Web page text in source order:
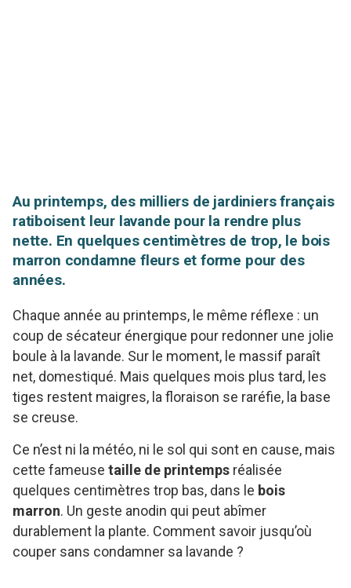
Au printemps, des milliers de jardiniers français
ratiboisent leur lavande pour la rendre plus
nette. En quelques centimètres de trop, le bois
marron condamne fleurs et forme pour des
années.
Chaque année au printemps, le même réflexe : un
coup de sécateur énergique pour redonner une jolie
boule à la lavande. Sur le moment, le massif paraît
net, domestiqué. Mais quelques mois plus tard, les
tiges restent maigres, la floraison se raréfie, la base
se creuse.
Ce n’est ni la météo, ni le sol qui sont en cause, mais
cette fameuse taille de printemps réalisée
quelques centimètres trop bas, dans le bois
marron. Un geste anodin qui peut abîmer
durablement la plante. Comment savoir jusqu’où
couper sans condamner sa lavande ?